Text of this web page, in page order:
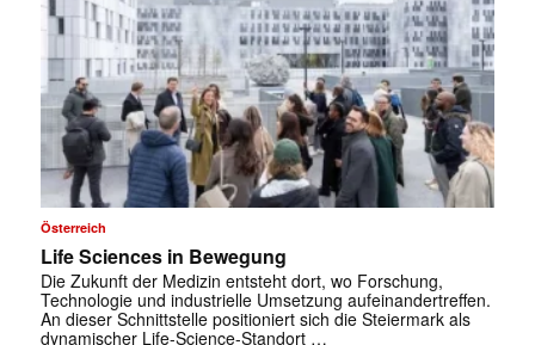
Österreich
Life Sciences in Bewegung
Die Zukunft der Medizin entsteht dort, wo ­Forschung,
Technologie und industrielle Umsetzung aufeinandertreffen.
An ­dieser Schnittstelle positioniert sich die Steiermark als
dynamischer ­Life-Science-Standort …